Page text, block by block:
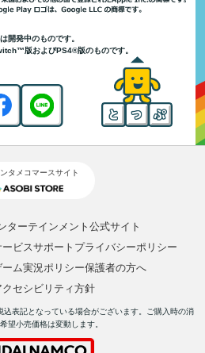
開発中のものです。
版およびPS4®版のものです。
タメコマースサイト
ターテインメント公式サイト
ビスサポート プライバシーポリシー
ーム実況ポリシー保護者の方へ
クセシビリティ方針
表記となっている場合がございます。ご購入時の消
望小売価格は変動します。